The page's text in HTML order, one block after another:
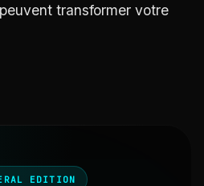
transformer votre
EDITION